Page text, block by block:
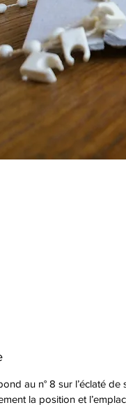
au n° 8 sur l’éclaté
la position et